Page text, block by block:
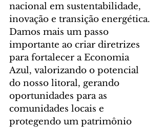
nacional em sustentabilidade,
inovação e transição energética.
Damos mais um passo
importante ao criar diretrizes
para fortalecer a Economia
Azul, valorizando o potencial
do nosso litoral, gerando
oportunidades para as
comunidades locais e
protegendo um patrimônio